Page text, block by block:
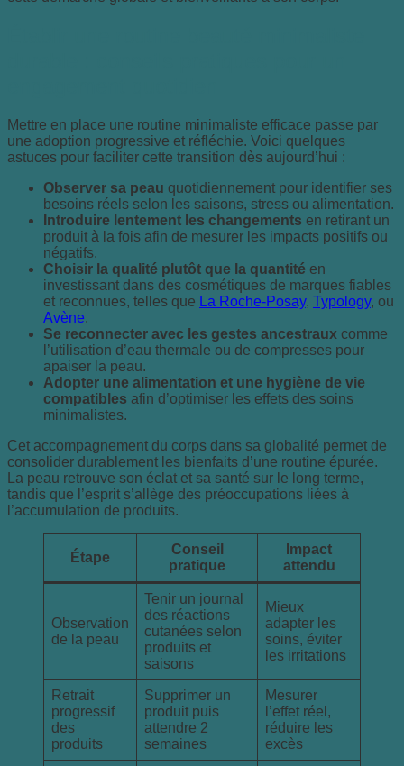
Mettre en place une routine minimaliste efficace passe par
une adoption progressive et réfléchie. Voici quelques
astuces pour faciliter cette transition dès aujourd’hui :
Observer sa peau quotidiennement pour identifier ses
besoins réels selon les saisons, stress ou alimentation.
Introduire lentement les changements en retirant un
produit à la fois afin de mesurer les impacts positifs ou
négatifs.
Choisir la qualité plutôt que la quantité en
investissant dans des cosmétiques de marques fiables
et reconnues, telles que La Roche-Posay, Typology, ou
Avène.
Se reconnecter avec les gestes ancestraux comme
l’utilisation d’eau thermale ou de compresses pour
apaiser la peau.
Adopter une alimentation et une hygiène de vie
compatibles afin d’optimiser les effets des soins
minimalistes.
Cet accompagnement du corps dans sa globalité permet de
consolider durablement les bienfaits d’une routine épurée.
La peau retrouve son éclat et sa santé sur le long terme,
tandis que l’esprit s’allège des préoccupations liées à
l’accumulation de produits.
Étape
Conseil
pratique
Impact
attendu
Observation
de la peau
Tenir un journal
des réactions
cutanées selon
produits et
saisons
Mieux
adapter les
soins, éviter
les irritations
Retrait
progressif
des
produits
Supprimer un
produit puis
attendre 2
semaines
Mesurer
l’effet réel,
réduire les
excès